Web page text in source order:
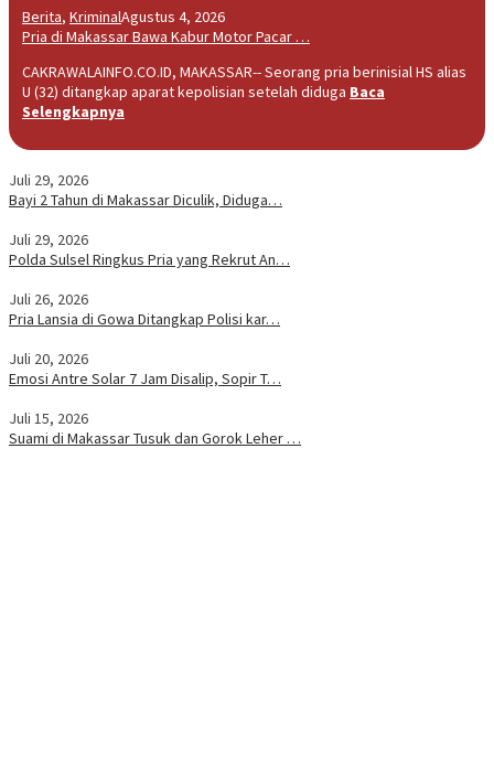
Berita, KriminalAgustus 4, 2026
Pria di Makassar Bawa Kabur Motor Pacar …
CAKRAWALAINFO.CO.ID, MAKASSAR-- Seorang pria berinisial HS alias
U (32) ditangkap aparat kepolisian setelah diduga Baca
Selengkapnya
Juli 29, 2026
Bayi 2 Tahun di Makassar Diculik, Diduga…
Juli 29, 2026
Polda Sulsel Ringkus Pria yang Rekrut An…
Juli 26, 2026
Pria Lansia di Gowa Ditangkap Polisi kar…
Juli 20, 2026
Emosi Antre Solar 7 Jam Disalip, Sopir T…
Juli 15, 2026
Suami di Makassar Tusuk dan Gorok Leher …